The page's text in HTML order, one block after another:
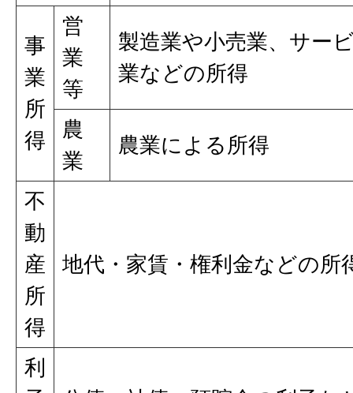
事
業
所
得
営
業
等
製造業や小売業、サー
業などの所得
農
業
農業による所得
不
動
産
所
得
地代・家賃・権利金などの所
利